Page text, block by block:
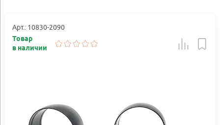
Арт.: 10830-2090
Товар
в наличии